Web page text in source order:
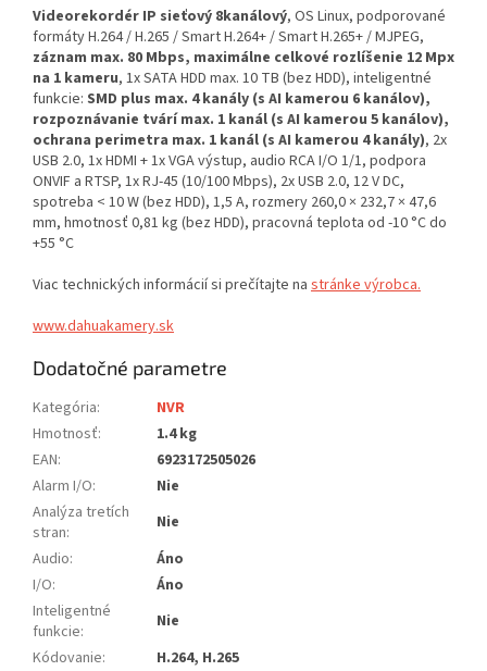
Videorekordér IP sieťový 8kanálový, OS Linux, podporované
formáty H.264 / H.265 / Smart H.264+ / Smart H.265+ / MJPEG,
záznam max. 80 Mbps, maximálne celkové rozlíšenie 12 Mpx
na 1 kameru, 1x SATA HDD max. 10 TB (bez HDD), inteligentné
funkcie: SMD plus max. 4 kanály (s AI kamerou 6 kanálov),
rozpoznávanie tvárí max. 1 kanál (s AI kamerou 5 kanálov),
ochrana perimetra max. 1 kanál (s AI kamerou 4 kanály), 2x
USB 2.0, 1x HDMI + 1x VGA výstup, audio RCA I/O 1/1, podpora
ONVIF a RTSP, 1x RJ-45 (10/100 Mbps), 2x USB 2.0, 12 V DC,
spotreba < 10 W (bez HDD), 1,5 A, rozmery 260,0 × 232,7 × 47,6
mm, hmotnosť 0,81 kg (bez HDD), pracovná teplota od -10 °C do
+55 °C
Viac technických informácií si prečítajte na stránke výrobca.
www.dahuakamery.sk
Dodatočné parametre
Kategória:
NVR
Hmotnosť:
1.4 kg
EAN:
6923172505026
Alarm I/O:
Nie
Analýza tretích
stran:
Nie
Audio:
Áno
I/O:
Áno
Inteligentné
funkcie:
Nie
Kódovanie:
H.264, H.265